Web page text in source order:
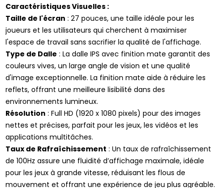
Caractéristiques Visuelles :
Taille de l'écran : 27 pouces, une taille idéale pour les
joueurs et les utilisateurs qui cherchent à maximiser
l'espace de travail sans sacrifier la qualité de l'affichage.
Type de Dalle : La dalle IPS avec finition mate garantit des
couleurs vives, un large angle de vision et une qualité
d'image exceptionnelle. La finition mate aide à réduire les
reflets, offrant une meilleure lisibilité dans des
environnements lumineux.
Résolution : Full HD (1920 x 1080 pixels) pour des images
nettes et précises, parfait pour les jeux, les vidéos et les
applications multitâches.
Taux de Rafraîchissement : Un taux de rafraîchissement
de 100Hz assure une fluidité d’affichage maximale, idéale
pour les jeux à grande vitesse, réduisant les flous de
mouvement et offrant une expérience de jeu plus agréable.